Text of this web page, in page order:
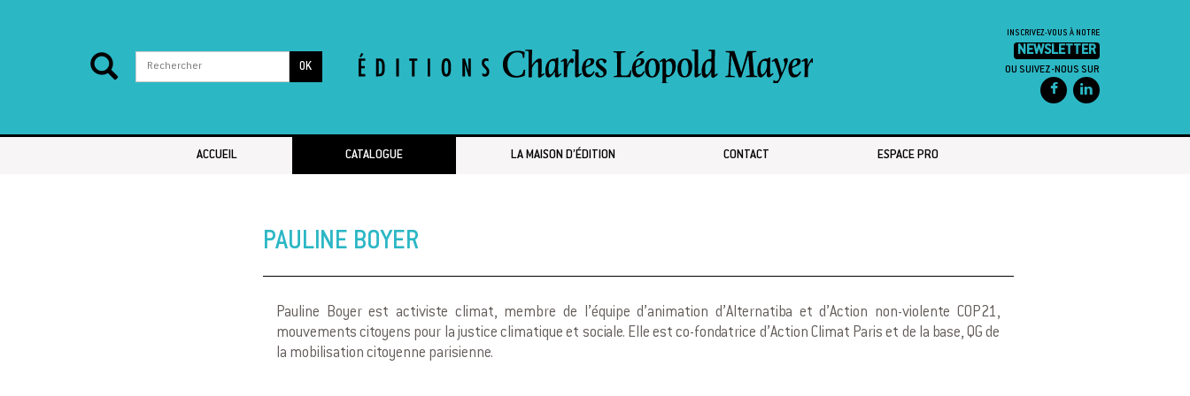
OK
INSCRIVEZ-VOUS À NOTRE
NEWSLETTER
OU SUIVEZ-NOUS SUR
ACCUEIL CATALOGUE LA MAISON D’ÉDITION CONTACT ESPACE PRO
PAULINE BOYER
Pauline Boyer est activiste climat, membre de l’équipe d’animation d’Alternatiba et d’Action non-violente COP21,
mouvements citoyens pour la justice climatique et sociale. Elle est co-fondatrice d’Action Climat Paris et de la base, QG de
la mobilisation citoyenne parisienne.